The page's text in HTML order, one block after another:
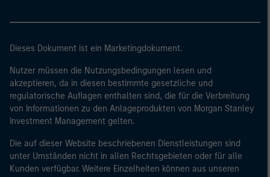
Dieses Dokument ist ein Marketingdokument.
Nutzer müssen die Nutzungsbedingungen lesen und
akzeptieren, da in diesen bestimmte gesetzliche und
regulatorische Auflagen enthalten sind, die für die Verbreitung
von Informationen zu den Anlageprodukten von Morgan Stanley
Investment Management gelten.
Die auf dieser Website beschriebenen Dienstleistungen sind
unter Umständen nicht in allen Rechtsgebieten oder für alle
Kunden verfügbar. Weitere Einzelheiten können aus unseren